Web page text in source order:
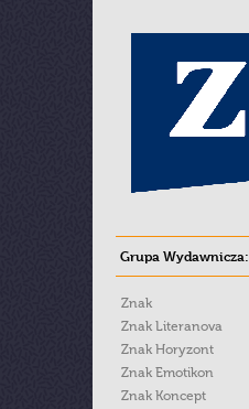
Grupa Wydawnicza:
Znak
Znak Literanova
Znak Horyzont
Znak Emotikon
Znak Koncept